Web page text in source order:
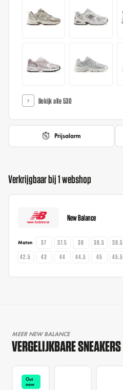
Bekijk alle 530
Prijsalarm
Verkrijgbaar bij 1 webshop
New Balance
Maten 37 37.5 38 38.5 39.5
42.5
43 44 44.5 45 45.5
MEER NEW BALANCE
VERGELIJKBARE SNEAKERS
Out
now